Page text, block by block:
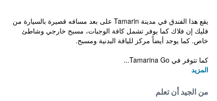
يقع هذا الفندق في مدينة Tamarin على بعد مسافه قصيرة بالسيارة من
فليك إن فلاك كما يوفر تشمل كافة الوجبات، مسبح خارجي وشاطئ
خاص. كما يوجد أيضاً مركز للياقة البدنية ومسبح.
كما تتوفر في Tamarina Go...
المزيد
من الجيد أن تعلم